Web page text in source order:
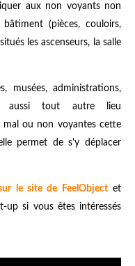
aux non voyants non
(pièces, couloirs,
les ascenseurs, la salle
musées, administrations,
aussi tout autre lieu
mal ou non voyantes cette
permet de s'y déplacer
le site de FeelObjectet
up si vous êtes intéressés